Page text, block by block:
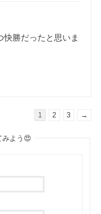
勝だったと思いま
1 2 3 →
みよう😍